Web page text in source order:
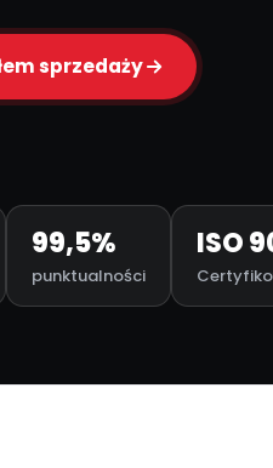
sprzedaży
99,5%
punktualności
ISO